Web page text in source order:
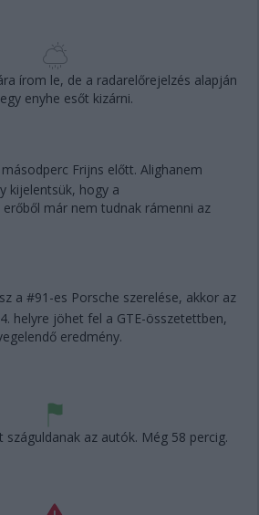
írom le, de a radarelőrejelzés alapján
enyhe esőt kizárni.
Frijns előtt. Alighanem
kijelentsük, hogy a
már nem tudnak rámenni az
a #91-es Porsche szerelése, akkor az
helyre jöhet fel a GTE-összetettben,
eredmény.
száguldanak az autók. Még 58 percig.